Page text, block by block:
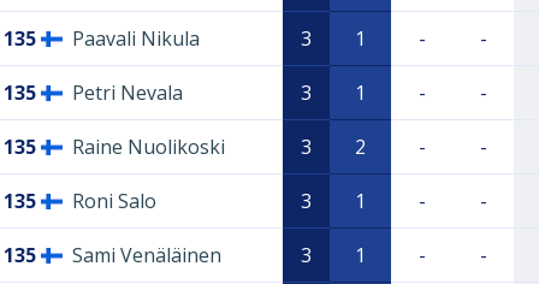
135 Paavali Nikula 3 1 - -
135 Petri Nevala 3 1 - -
135 Raine Nuolikoski 3 2 - -
135 Roni Salo 3 1 - -
135 Sami Venäläinen 3 1 - -